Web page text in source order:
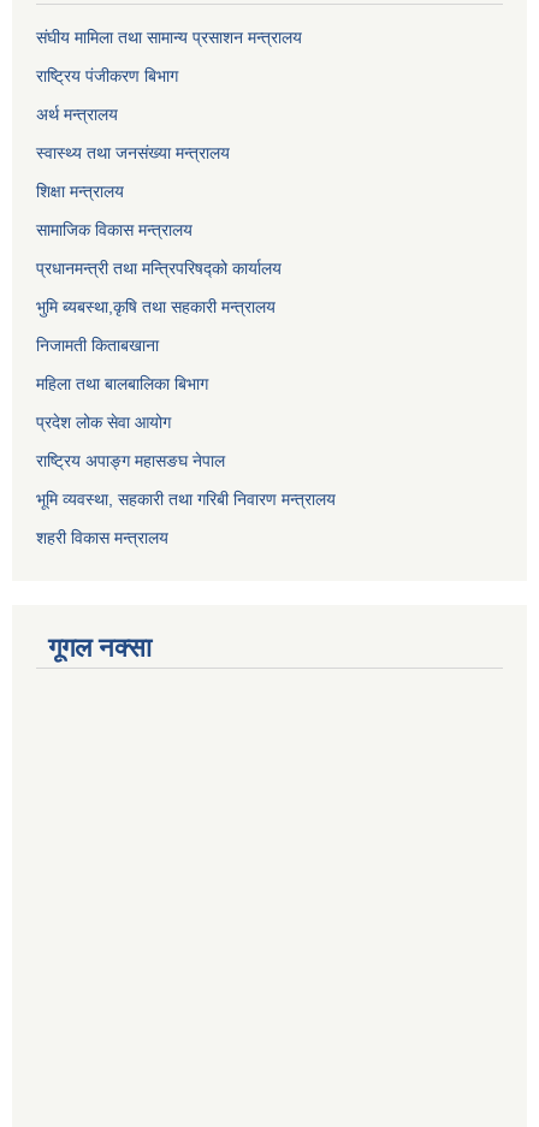
संघीय मामिला तथा सामान्य प्रसाशन मन्त्रालय
राष्ट्रिय पंजीकरण बिभाग
अर्थ मन्त्रालय
स्वास्थ्य तथा जनसंख्या मन्त्रालय
शिक्षा मन्त्रालय
सामाजिक विकास मन्त्रालय
प्रधानमन्त्री तथा मन्त्रिपरिषद्को कार्यालय
भुमि ब्यबस्था,कृषि तथा सहकारी मन्त्रालय
निजामती किताबखाना
महिला तथा बालबालिका बिभाग
प्रदेश लोक सेवा आयोग
राष्ट्रिय अपाङ्ग महासङघ नेपाल
भूमि व्यवस्था, सहकारी तथा गरिबी निवारण मन्त्रालय
शहरी विकास मन्त्रालय
गूगल नक्सा